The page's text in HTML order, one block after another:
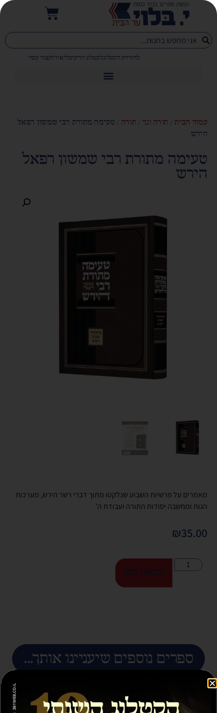
להורדת הקטלוגלקטלוג הדיגיטליאודותצור קשר
עמוד הבית/ תורה ונך / תורה / טעימה מתורת רבי שמשון רפאל
הירש
טעימה מתורת רבי שמשון רפאל
הירש
מאמרים על פרשיות השבוע שנלקטו מתוך דברי רשר הירש, מערכות
הגות ומחשבה יסודות התורה ועבודת ה'
₪35.00
הוספה לסל
ספרים נוספים שיעניינו אותך...